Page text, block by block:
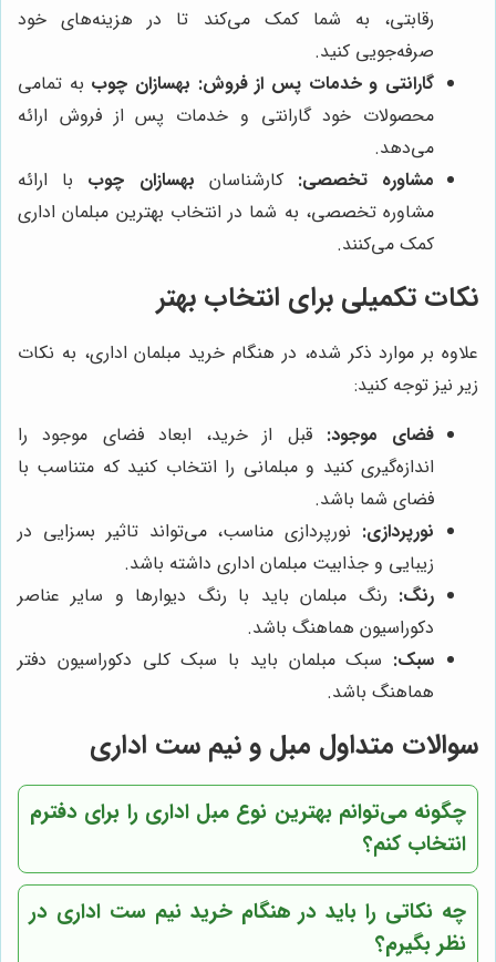
رقابتی، به شما کمک می‌کند تا در هزینه‌های خود
صرفه‌جویی کنید.
گارانتی و خدمات پس از فروش: بهسازان چوب به تمامی
محصولات خود گارانتی و خدمات پس از فروش ارائه
می‌دهد.
مشاوره تخصصی: کارشناسان بهسازان چوب با ارائه
مشاوره تخصصی، به شما در انتخاب بهترین مبلمان اداری
کمک می‌کنند.
نکات تکمیلی برای انتخاب بهتر
علاوه بر موارد ذکر شده، در هنگام خرید مبلمان اداری، به نکات
زیر نیز توجه کنید:
فضای موجود: قبل از خرید، ابعاد فضای موجود را
اندازه‌گیری کنید و مبلمانی را انتخاب کنید که متناسب با
فضای شما باشد.
نورپردازی: نورپردازی مناسب، می‌تواند تاثیر بسزایی در
زیبایی و جذابیت مبلمان اداری داشته باشد.
رنگ: رنگ مبلمان باید با رنگ دیوارها و سایر عناصر
دکوراسیون هماهنگ باشد.
سبک: سبک مبلمان باید با سبک کلی دکوراسیون دفتر
هماهنگ باشد.
سوالات متداول مبل و نیم ست اداری
چگونه می‌توانم بهترین نوع مبل اداری را برای دفترم
انتخاب کنم؟
چه نکاتی را باید در هنگام خرید نیم ست اداری در
نظر بگیرم؟